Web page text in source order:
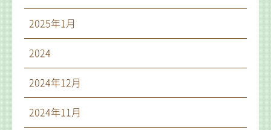
2025年1月
2024
2024年12月
2024年11月